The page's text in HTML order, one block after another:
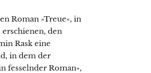
Roman »Treue«, in
den
Rask eine
in dem der
fesselnder Roman«,